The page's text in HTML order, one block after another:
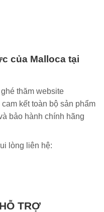
của Malloca tại
thăm website
kết toàn bộ sản phẩm
bảo hành chính hãng
lòng liên hệ:
HỖ TRỢ